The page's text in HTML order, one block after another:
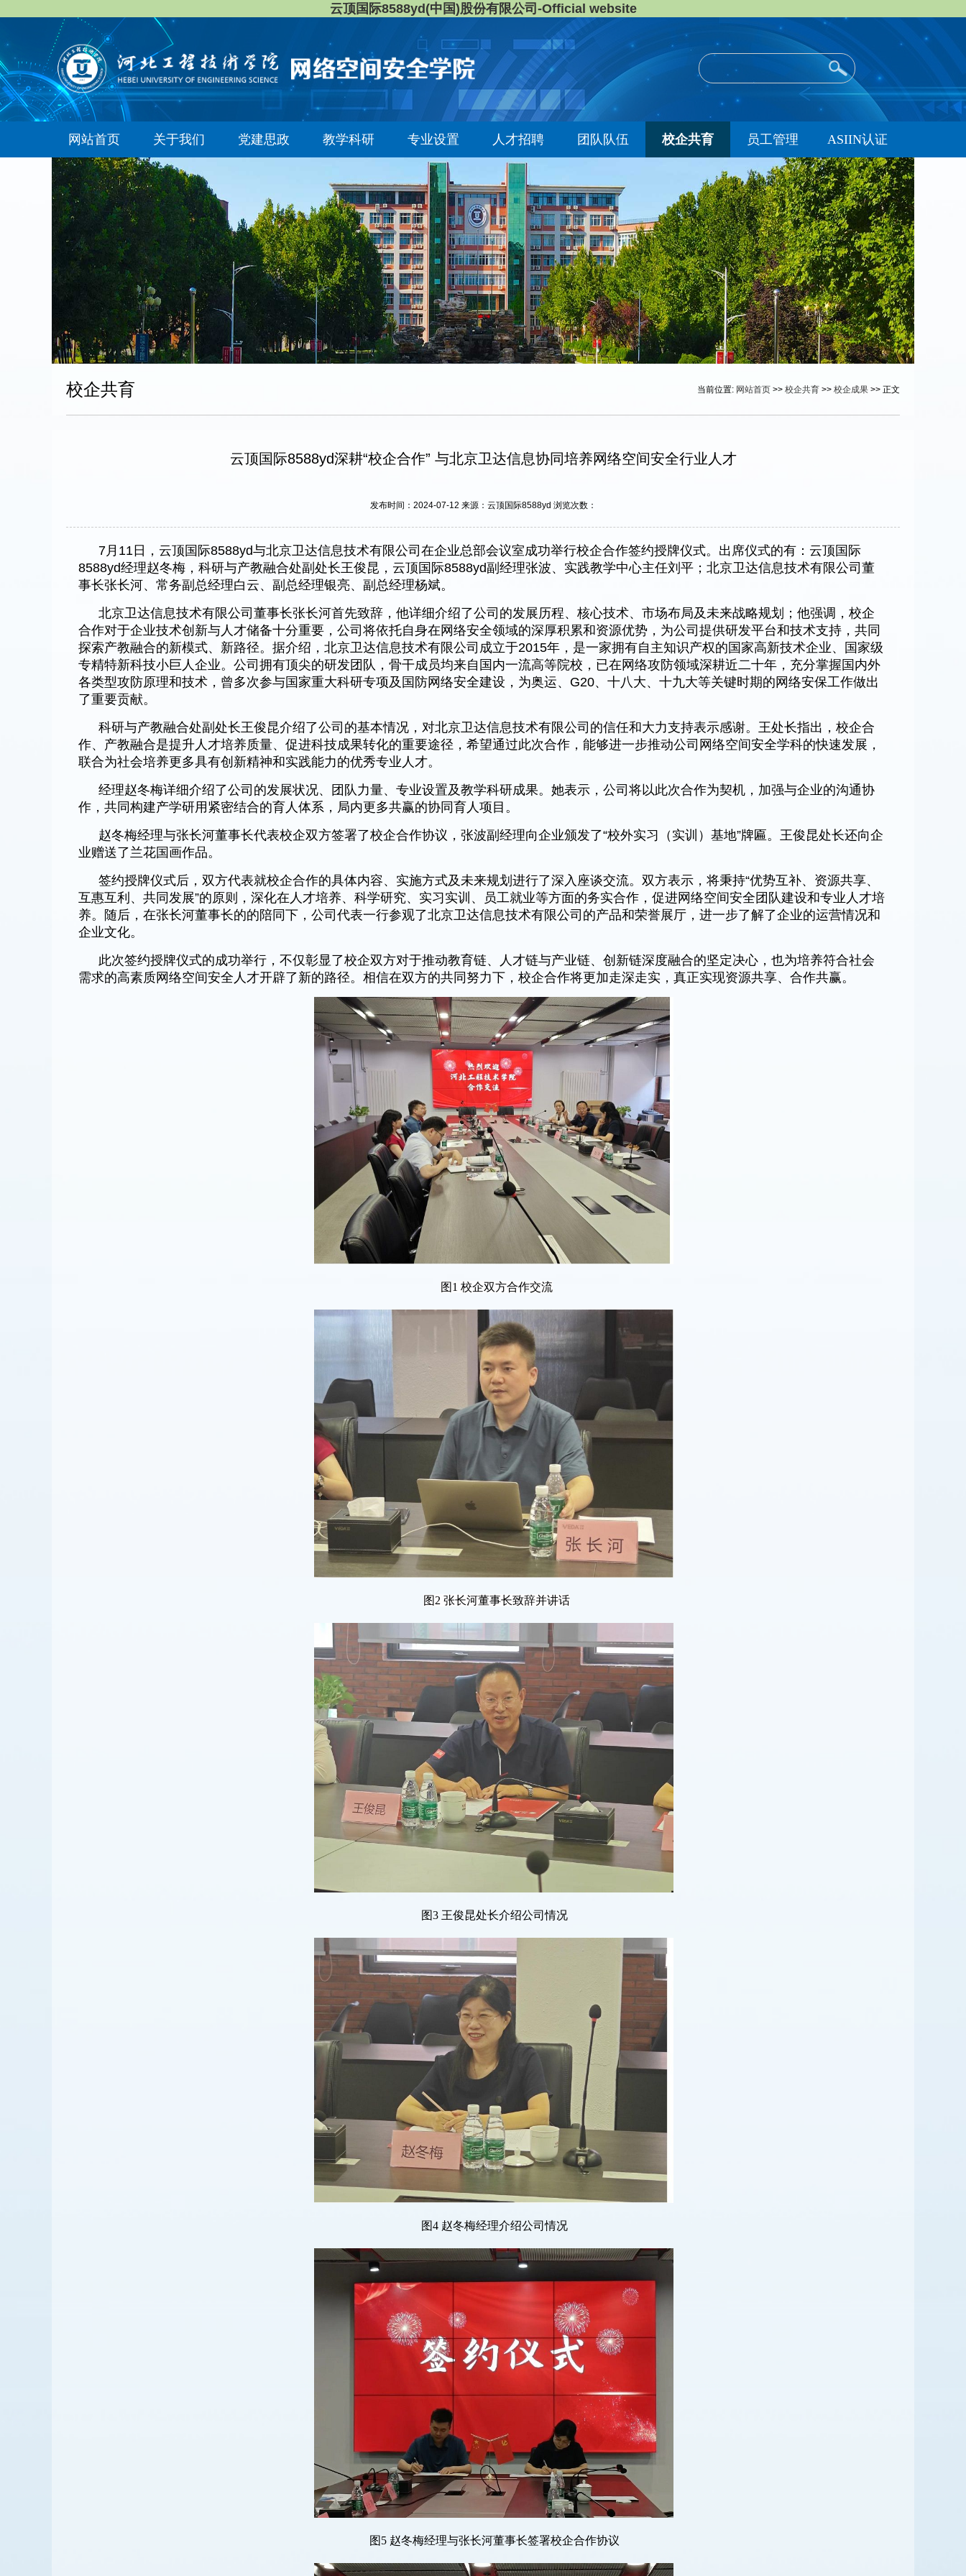
云顶国际8588yd(中国)股份有限公司-Official website
网站首页 关于我们 党建思政 教学科研 专业设置 人才招聘 团队队伍 校企共育 员工管理 ASIIN认证
校企共育 当前位置: 网站首页 >> 校企共育 >> 校企成果 >> 正文
云顶国际8588yd深耕“校企合作” 与北京卫达信息协同培养网络空间安全行业人才
发布时间：2024-07-12 来源：云顶国际8588yd 浏览次数：
7月11日，云顶国际8588yd与北京卫达信息技术有限公司在企业总部会议室成功举行校企合作签约授牌仪式。出席仪式的有：云顶国际
8588yd经理赵冬梅，科研与产教融合处副处长王俊昆，云顶国际8588yd副经理张波、实践教学中心主任刘平；北京卫达信息技术有限公司董
事长张长河、常务副总经理白云、副总经理银亮、副总经理杨斌。
北京卫达信息技术有限公司董事长张长河首先致辞，他详细介绍了公司的发展历程、核心技术、市场布局及未来战略规划；他强调，校企
合作对于企业技术创新与人才储备十分重要，公司将依托自身在网络安全领域的深厚积累和资源优势，为公司提供研发平台和技术支持，共同
探索产教融合的新模式、新路径。据介绍，北京卫达信息技术有限公司成立于2015年，是一家拥有自主知识产权的国家高新技术企业、国家级
专精特新科技小巨人企业。公司拥有顶尖的研发团队，骨干成员均来自国内一流高等院校，已在网络攻防领域深耕近二十年，充分掌握国内外
各类型攻防原理和技术，曾多次参与国家重大科研专项及国防网络安全建设，为奥运、G20、十八大、十九大等关键时期的网络安保工作做出
了重要贡献。
科研与产教融合处副处长王俊昆介绍了公司的基本情况，对北京卫达信息技术有限公司的信任和大力支持表示感谢。王处长指出，校企合
作、产教融合是提升人才培养质量、促进科技成果转化的重要途径，希望通过此次合作，能够进一步推动公司网络空间安全学科的快速发展，
联合为社会培养更多具有创新精神和实践能力的优秀专业人才。
经理赵冬梅详细介绍了公司的发展状况、团队力量、专业设置及教学科研成果。她表示，公司将以此次合作为契机，加强与企业的沟通协
作，共同构建产学研用紧密结合的育人体系，局内更多共赢的协同育人项目。
赵冬梅经理与张长河董事长代表校企双方签署了校企合作协议，张波副经理向企业颁发了“校外实习（实训）基地”牌匾。王俊昆处长还向企
业赠送了兰花国画作品。
签约授牌仪式后，双方代表就校企合作的具体内容、实施方式及未来规划进行了深入座谈交流。双方表示，将秉持“优势互补、资源共享、
互惠互利、共同发展”的原则，深化在人才培养、科学研究、实习实训、员工就业等方面的务实合作，促进网络空间安全团队建设和专业人才培
养。随后，在张长河董事长的的陪同下，公司代表一行参观了北京卫达信息技术有限公司的产品和荣誉展厅，进一步了解了企业的运营情况和
企业文化。
此次签约授牌仪式的成功举行，不仅彰显了校企双方对于推动教育链、人才链与产业链、创新链深度融合的坚定决心，也为培养符合社会
需求的高素质网络空间安全人才开辟了新的路径。相信在双方的共同努力下，校企合作将更加走深走实，真正实现资源共享、合作共赢。
图1 校企双方合作交流
图2 张长河董事长致辞并讲话
图3 王俊昆处长介绍公司情况
图4 赵冬梅经理介绍公司情况
图5 赵冬梅经理与张长河董事长签署校企合作协议